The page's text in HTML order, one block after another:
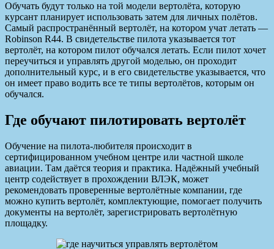
Обучать будут только на той модели вертолёта, которую
курсант планирует использовать затем для личных полётов.
Самый распространённый вертолёт, на котором учат летать —
Robinson R44. В свидетельстве пилота указывается тот
вертолёт, на котором пилот обучался летать. Если пилот хочет
переучиться и управлять другой моделью, он проходит
дополнительный курс, и в его свидетельстве указывается, что
он имеет право водить все те типы вертолётов, которым он
обучался.
Где обучают пилотировать вертолёт
Обучение на пилота-любителя происходит в
сертифицированном учебном центре или частной школе
авиации. Там даётся теория и практика. Надёжный учебный
центр содействует в прохождении ВЛЭК, может
рекомендовать проверенные вертолётные компании, где
можно купить вертолёт, комплектующие, помогает получить
документы на вертолёт, зарегистрировать вертолётную
площадку.